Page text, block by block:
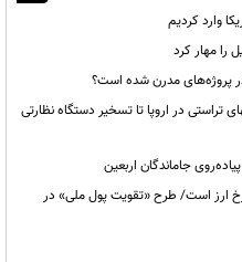
را مهار کرد
پروژه‌های مدرن شده است؟
در اروپا تا تسخیر دستگاه نظارتی
جاماندگان اربعین
ارز است/ طرح «تقویت پول ملی» در